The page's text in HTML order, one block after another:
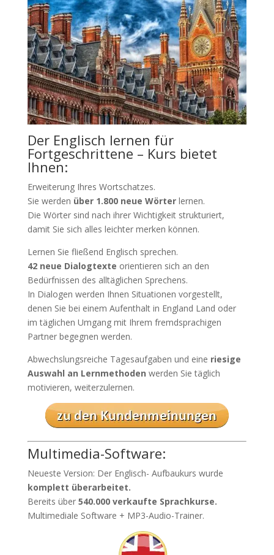
Der Englisch lernen für
Fortgeschrittene – Kurs bietet
Ihnen:
Erweiterung Ihres Wortschatzes.
Sie werden über 1.800 neue Wörterlernen.
Die Wörter sind nach ihrer Wichtigkeit strukturiert,
damit Sie sich alles leichter merken können.
Lernen Sie fließend Englisch sprechen.
42 neue Dialogtexte orientieren sich an den
Bedürfnissen des alltäglichen Sprechens.
In Dialogen werden Ihnen Situationen vorgestellt,
denen Sie bei einem Aufenthalt in England Land oder
im täglichen Umgang mit Ihrem fremdsprachigen
Partner begegnen werden.
Abwechslungsreiche Tagesaufgaben und eine riesige
Auswahl an Lernmethoden werden Sie täglich
motivieren, weiterzulernen.
Multimedia-Software:
Neueste Version: Der Englisch- Aufbaukurs wurde
komplett überarbeitet.
Bereits über 540.000 verkaufte Sprachkurse.
Multimediale Software + MP3-Audio-Trainer.